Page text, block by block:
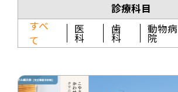
診療科目
すべ
て
医
科
歯
科
動物病
院